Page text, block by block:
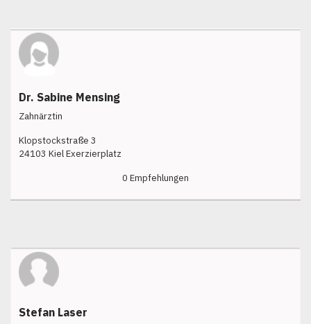
Dr. Sabine Mensing
Zahnärztin
Klopstockstraße 3
24103 Kiel Exerzierplatz
0 Empfehlungen
Stefan Laser